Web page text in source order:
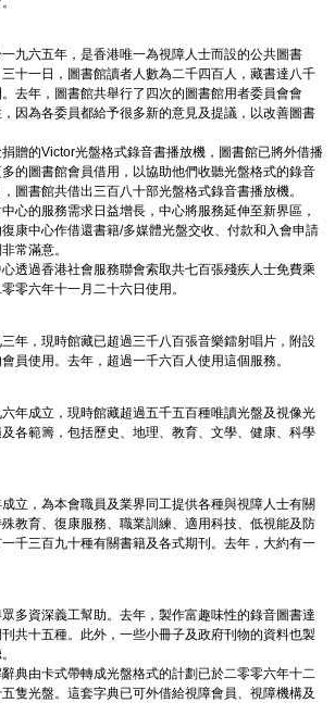
九六五年，是香港唯一為視障人士而設的公共圖書
十一日，圖書館讀者人數為二千四百人，藏書達八千
去年，圖書館共舉行了四次的圖書館用者委員會會
因為各委員都給予很多新的意見及提議，以改善圖書
贈的Victor光盤格式錄音書播放機，圖書館已將外借播
的圖書館會員借用，以協助他們收聽光盤格式的錄音
圖書館共借出三百八十部光盤格式錄音書播放機。
心的服務需求日益增長，中心將服務延伸至新界區，
康中心作借還書籍/多媒體光盤交收、付款和入會申請
常滿意。
透過香港社會服務聯會索取共七百張殘疾人士免費乘
零六年十一月二十六日使用。
年，現時館藏已超過三千八百張音樂鐳射唱片，附設
員使用。去年，超過一千六百人使用這個服務。
年成立，現時館藏超過五千五百種唯讀光盤及視像光
各範籌，包括歷史、地理、教育、文學、健康、科學
立，為本會職員及業界同工提供各種與視障人士有關
教育、復康服務、職業訓練、適用科技、低視能及防
千三百九十種有關書籍及各式期刊。去年，大約有一
多資深義工幫助。去年，製作富趣味性的錄音圖書達
共十五種。此外，一些小冊子及政府刊物的資料也製
典由卡式帶轉成光盤格式的計劃已於二零零六年十二
隻光盤。這套字典已可外借給視障會員、視障機構及